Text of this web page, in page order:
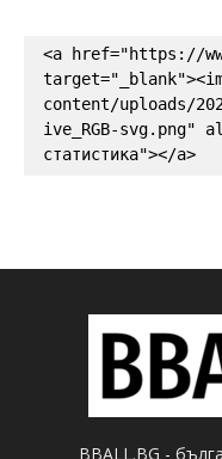
<a href="https://
content/uploads/
ive_RGB-svg.png"
статистика"></a>
BBALL.BG -